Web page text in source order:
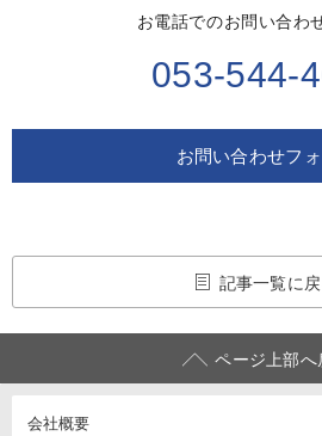
お電話でのお問い合わ
053-544-
お問い合わせフ
記事一覧に戻
ページ上部へ
会社概要